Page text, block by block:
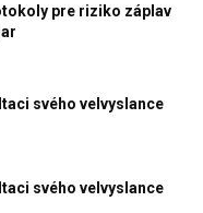
pre riziko záplav
svého velvyslance
svého velvyslance